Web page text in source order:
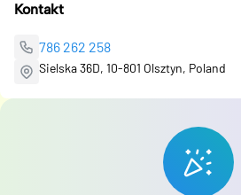
Kontakt
786 262 258
Sielska 36D, 10-801 Olsztyn, Poland